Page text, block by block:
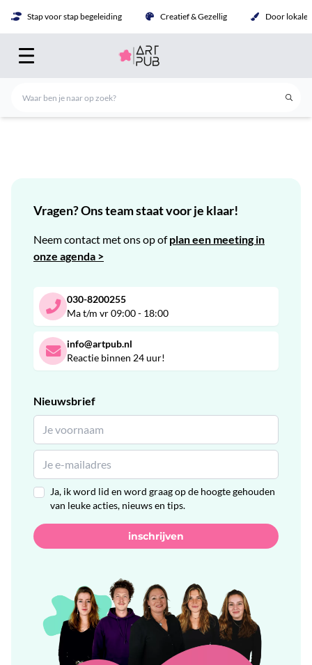
Stap voor stap begeleiding Creatief & Gezellig Door lokale
Vragen? Ons team staat voor je klaar!
Neem contact met ons op ofplan een meeting in
onze agenda >
030-8200255
Ma t/m vr 09:00 - 18:00
info@artpub.nl
Reactie binnen 24 uur!
Nieuwsbrief
Ja, ik word lid en word graag op de hoogte gehouden
van leuke acties, nieuws en tips.